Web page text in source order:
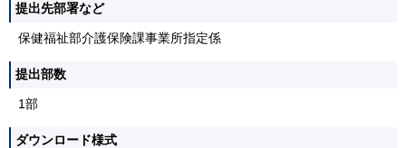
提出先部署など
保健福祉部介護保険課事業所指定係
提出部数
1部
ダウンロード様式